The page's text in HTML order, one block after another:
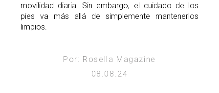
movilidad diaria. Sin embargo, el cuidado de los
pies va más allá de simplemente mantenerlos
limpios.
Por: Rosella Magazine
08.08.24